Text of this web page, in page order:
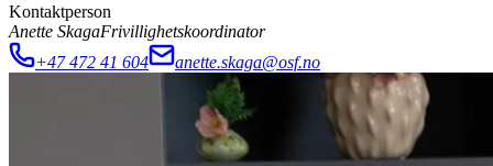
Kontaktperson
Anette SkagaFrivillighetskoordinator
+47 472 41 604
anette.skaga@osf.no